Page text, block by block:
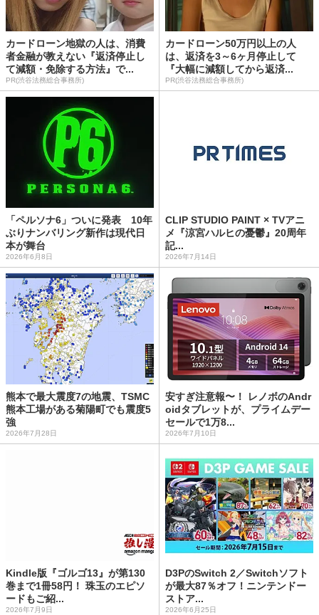
カードローン地獄の人は、消費
者金融が教えない『返済停止し
て減額・免除する方法』で...
PR(渋谷法務総合事務所)
カードローン50万円以上の人
は、返済を3～6ヶ月停止して
『大幅に減額してから返済...
PR(渋谷法務総合事務所)
「ペルソナ6」ついに発表 10年
ぶりナンバリング新作は現代日
本が舞台
2026年6月8日
CLIP STUDIO PAINT × TVアニ
メ『涼宮ハルヒの憂鬱』20周年
記...
2026年7月14日
熊本で最大震度7の地震、TSMC
熊本工場がある菊陽町でも震度5
強
2026年7月28日
安すぎ注意報〜！ レノボのAndr
oidタブレットが、プライムデー
セールで1万8...
2026年7月10日
Kindle版『ゴルゴ13』が第130
巻まで1冊58円！ 珠玉のエピソ
ードもご紹...
2026年7月9日
D3PのSwitch 2／Switchソフト
が最大87％オフ！ニンテンドー
ストア...
2026年6月25日